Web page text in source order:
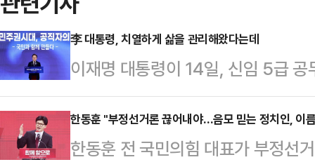
李 대통령, 치열하게 삶을 관리해왔다는데
이재명 대통령이 14일, 신임 5급 공
귀’라고 규정했다. 그러면서 “하지
고, 오히려 가장 아름다운 천사, 친
말을 이었다. 부정한 돈에 대한 욕
한동훈 "부정선거론 끊어내야…음모 믿는 정치인, 이
한동훈 전 국민의힘 대표가 부정선